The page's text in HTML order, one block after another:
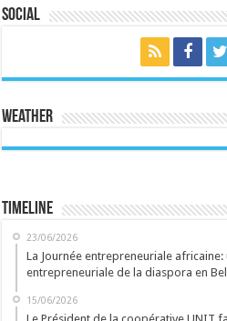
Social
Weather
Timeline
23/06/2026
La Journée entrepreneuriale
entrepreneuriale de la diaspora en
15/06/2026